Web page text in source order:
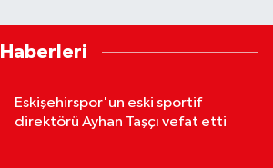
Haberleri
Eskişehirspor'un eski sportif
direktörü Ayhan Taşçı vefat etti